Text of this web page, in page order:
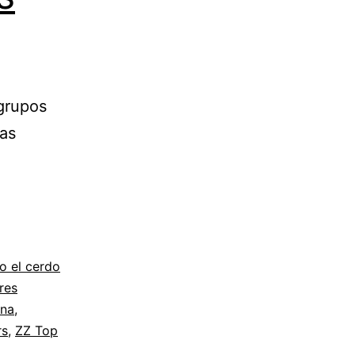
el cerdo
,
, ZZ Top